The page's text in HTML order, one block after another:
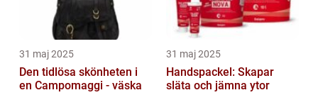
31 maj 2025
Den tidlösa skönheten i
en Campomaggi - väska
31 maj 2025
Handspackel: Skapar
släta och jämna ytor